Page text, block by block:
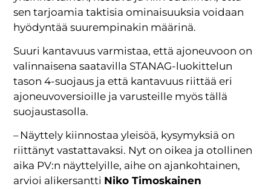
sen tarjoamia taktisia ominaisuuksia voidaan
hyödyntää suurempinakin määrinä.
Suuri kantavuus varmistaa, että ajoneuvoon on
valinnaisena saatavilla STANAG-luokittelun
tason 4-suojaus ja että kantavuus riittää eri
ajoneuvoversioille ja varusteille myös tällä
suojaustasolla.
– Näyttely kiinnostaa yleisöä, kysymyksiä on
riittänyt vastattavaksi. Nyt on oikea ja otollinen
aika PV:n näyttelyille, aihe on ajankohtainen,
arvioi alikersantti Niko Timoskainen